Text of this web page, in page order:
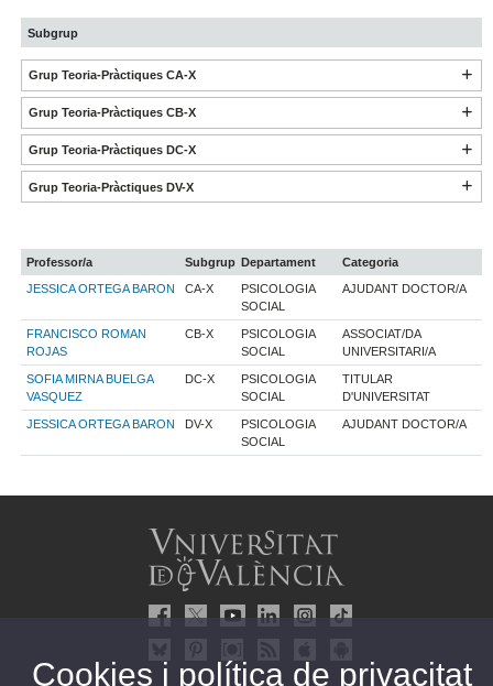
Subgrup
Grup Teoria-Pràctiques CA-X
Grup Teoria-Pràctiques CB-X
Grup Teoria-Pràctiques DC-X
Grup Teoria-Pràctiques DV-X
Professor/a Subgrup Departament
Categoria
JESSICA ORTEGA BARON
CA-X
PSICOLOGIA
SOCIAL
AJUDANT DOCTOR/A
FRANCISCO ROMAN
ROJAS
CB-X
PSICOLOGIA
SOCIAL
ASSOCIAT/DA
UNIVERSITARI/A
SOFIA MIRNA BUELGA
VASQUEZ
DC-X
PSICOLOGIA
SOCIAL
TITULAR
D'UNIVERSITAT
JESSICA ORTEGA BARON DV-X
PSICOLOGIA
SOCIAL
AJUDANT DOCTOR/A
Cookies i política de privacitat